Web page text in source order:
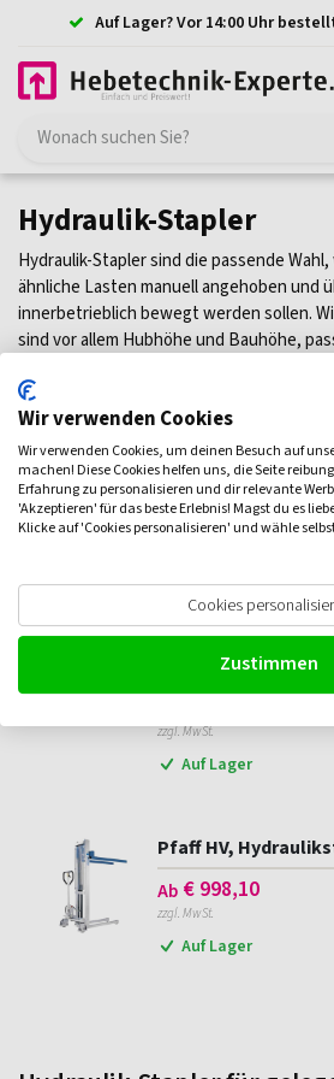
Auf Lager? Vor 14:00 Uhr
Hydraulik-Stapler
Hydraulik-Stapler sind die passende
ähnliche Lasten manuell angehoben und
innerbetrieblich bewegt werden sollen.
sind vor allem Hubhöhe und Bauhöhe,
Bodenqualität, Wendekreis und
wie gut sich ein Gerät in der Praxis
Hubvorgänge oder längere Fahrwege
Hochhubwagen ein Elektro-Stapler
Modelle finden Sie unten in der Übersicht.
Pfaff HV 0516,
Hydraulikstapler
zzgl. MwSt.
Auf Lager
Pfaff HV,
Ab € 998,10
zzgl. MwSt.
Auf Lager
Wir verwenden Cookies
Wir verwenden Cookies, um deinen Besuch auf
machen! Diese Cookies helfen uns, die Seite
Erfahrung zu personalisieren und dir relevante
'Akzeptieren' für das beste Erlebnis! Magst du es
Klicke auf 'Cookies personalisieren' und wähle
Cookies
Zustimmen